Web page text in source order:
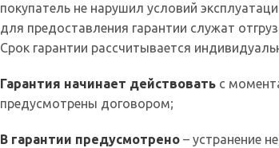
покупатель не нарушил условий
для предоставления гарантии служат
Срок гарантии рассчитывается
Гарантия начинает действовать с
предусмотрены договором;
В гарантии предусмотрено – устранение